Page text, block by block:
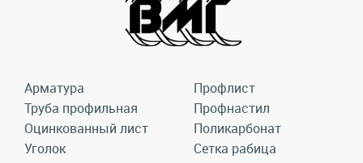
Арматура
Труба профильная
Оцинкованный лист
Уголок
Профлист
Профнастил
Поликарбонат
Сетка рабица